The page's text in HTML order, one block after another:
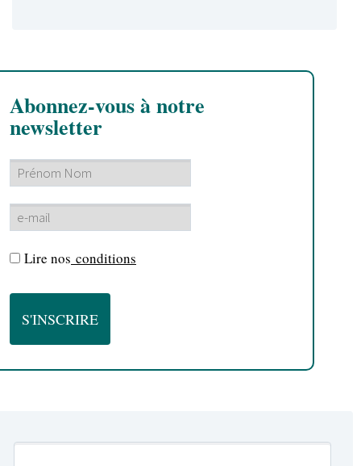
Abonnez-vous à notre
newsletter
Lire nos conditions